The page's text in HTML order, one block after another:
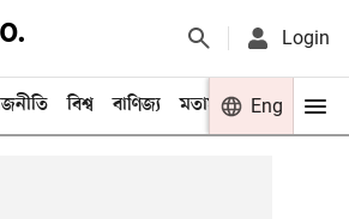
Login
বিশ্ব বাণিজ্য মতামত খেলা
Eng